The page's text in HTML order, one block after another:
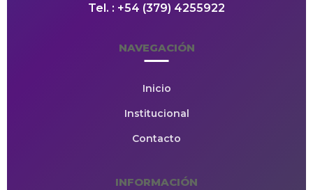
Tel. : +54 (379) 4255922
NAVEGACIÓN
Inicio
Institucional
Contacto
INFORMACIÓN